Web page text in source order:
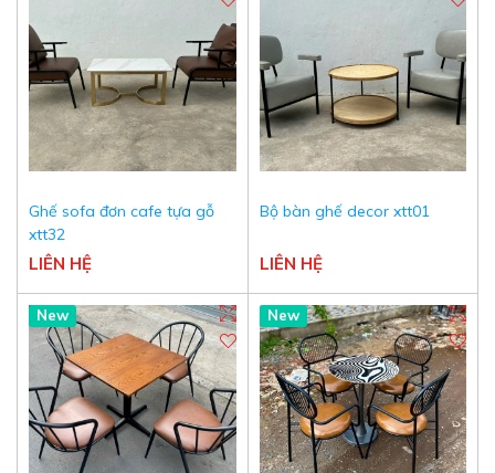
Ghế sofa đơn cafe tựa gỗ
xtt32
LIÊN HỆ
Bộ bàn ghế decor xtt01
LIÊN HỆ
New New